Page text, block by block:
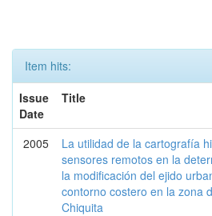
Item hits:
Issue
Date
Title
2005
La utilidad de la cartografía
sensores remotos en la
la modificación del ejido
contorno costero en la zona
Chiquita